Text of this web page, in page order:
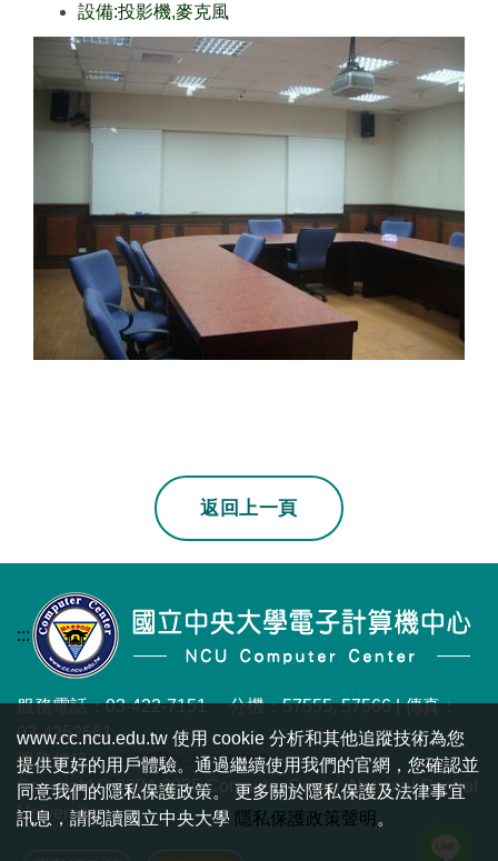
設備:投影機,麥克風
返回上一頁
:::
服務電話：03-422-7151 分機：57555, 57566 | 傳真：
03-4252561
服務信箱：ncucc@cc.ncu.edu.tw
Copyright © 2024-2025 Computer Center, National Central
University.
www.cc.ncu.edu.tw 使用 cookie 分析和其他追蹤技術為您
提供更好的用戶體驗。通過繼續使用我們的官網，您確認並
同意我們的隱私保護政策。 更多關於隱私保護及法律事宜
訊息，請閱讀國立中央大學 隱私保護政策聲明 。